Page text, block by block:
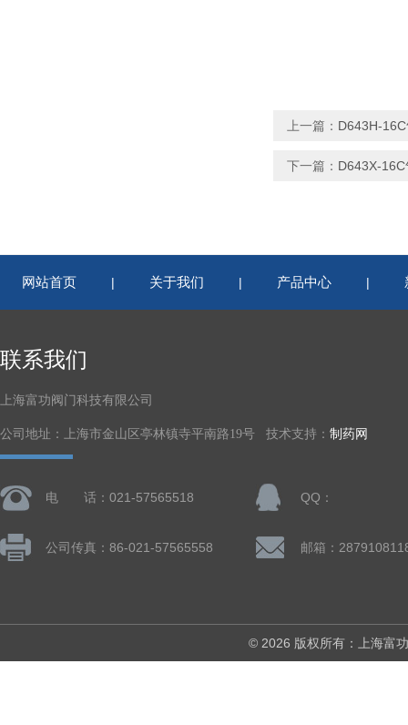
上一篇： D643H-
下一篇： D643X-
网站首页 | 关于我们 | 产品中心 |
联系我们
上海富功阀门科技有限公司
公司地址：上海市金山区亭林镇寺平南路19号 技术支持： 制药网
电 话：021-57565518 QQ：
公司传真：86-021-57565558 邮箱：
© 2026 版权所有：上海富